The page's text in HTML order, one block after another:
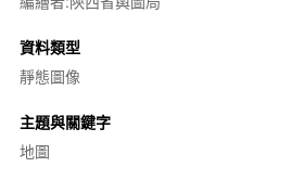
資料類型
靜態圖像
主題與關鍵字
地圖